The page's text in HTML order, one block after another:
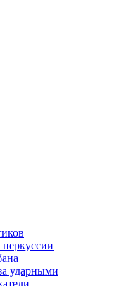
ударными